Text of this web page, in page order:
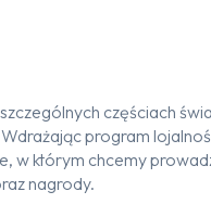
częściach
program
w którym chcemy
nagrody.